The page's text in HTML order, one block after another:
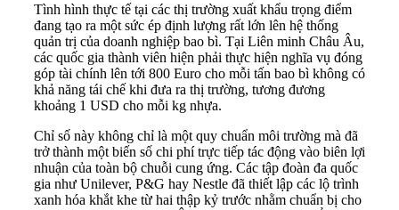
Tình hình thực tế tại các thị trường xuất khẩu trọng điểm
đang tạo ra một sức ép định lượng rất lớn lên hệ thống
quản trị của doanh nghiệp bao bì. Tại Liên minh Châu Âu,
các quốc gia thành viên hiện phải thực hiện nghĩa vụ đóng
góp tài chính lên tới 800 Euro cho mỗi tấn bao bì không có
khả năng tái chế khi đưa ra thị trường, tương đương
khoảng 1 USD cho mỗi kg nhựa.
Chỉ số này không chỉ là một quy chuẩn môi trường mà đã
trở thành một biến số chi phí trực tiếp tác động vào biên lợi
nhuận của toàn bộ chuỗi cung ứng. Các tập đoàn đa quốc
gia như Unilever, P&G hay Nestle đã thiết lập các lộ trình
xanh hóa khắt khe từ hai thập kỷ trước nhằm chuẩn bị cho